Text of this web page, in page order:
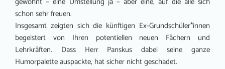
schon sehr freuen.
Insgesamt zeigten sich die künftigen Ex-Grundschüler*innen
begeistert von Ihren potentiellen neuen Fächern und
Lehrkräften. Dass Herr Panskus dabei seine ganze
Humorpalette auspackte, hat sicher nicht geschadet.